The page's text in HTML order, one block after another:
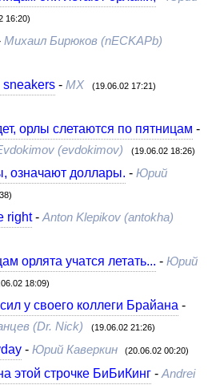
16:20)
Михаил Бирюков (nECKAPb)
sneakers -MX (19.06.02 17:21)
орлы слетаются по пятницам -
(evdokimov) (19.06.02 18:26)
означают доллары. -Юрий
right- Anton Klepikov (antokha)
орлята учатся летать... - Юрий
18:09)
у своего коллеги Брайана -
(Dr. Nick) (19.06.02 21:26)
- Юрий Каверкин (20.06.02 00:20)
этой строчке БиБиКинг -Andrei